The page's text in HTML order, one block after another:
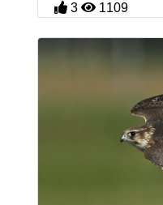
3 1109